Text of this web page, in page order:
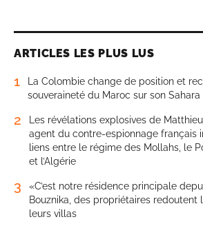
ARTICLES LES PLUS LUS
1
La Colombie change de position et
souveraineté du Maroc sur son Sahara
2
Les révélations explosives de
agent du contre-espionnage français
liens entre le régime des Mollahs, le
et l’Algérie
3
«C’est notre résidence principale
Bouznika, des propriétaires redoutent
leurs villas